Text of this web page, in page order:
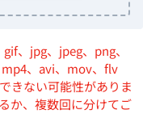
、jpg、jpeg、png、
、avi、mov、flv
きない可能性がありま
か、複数回に分けてご